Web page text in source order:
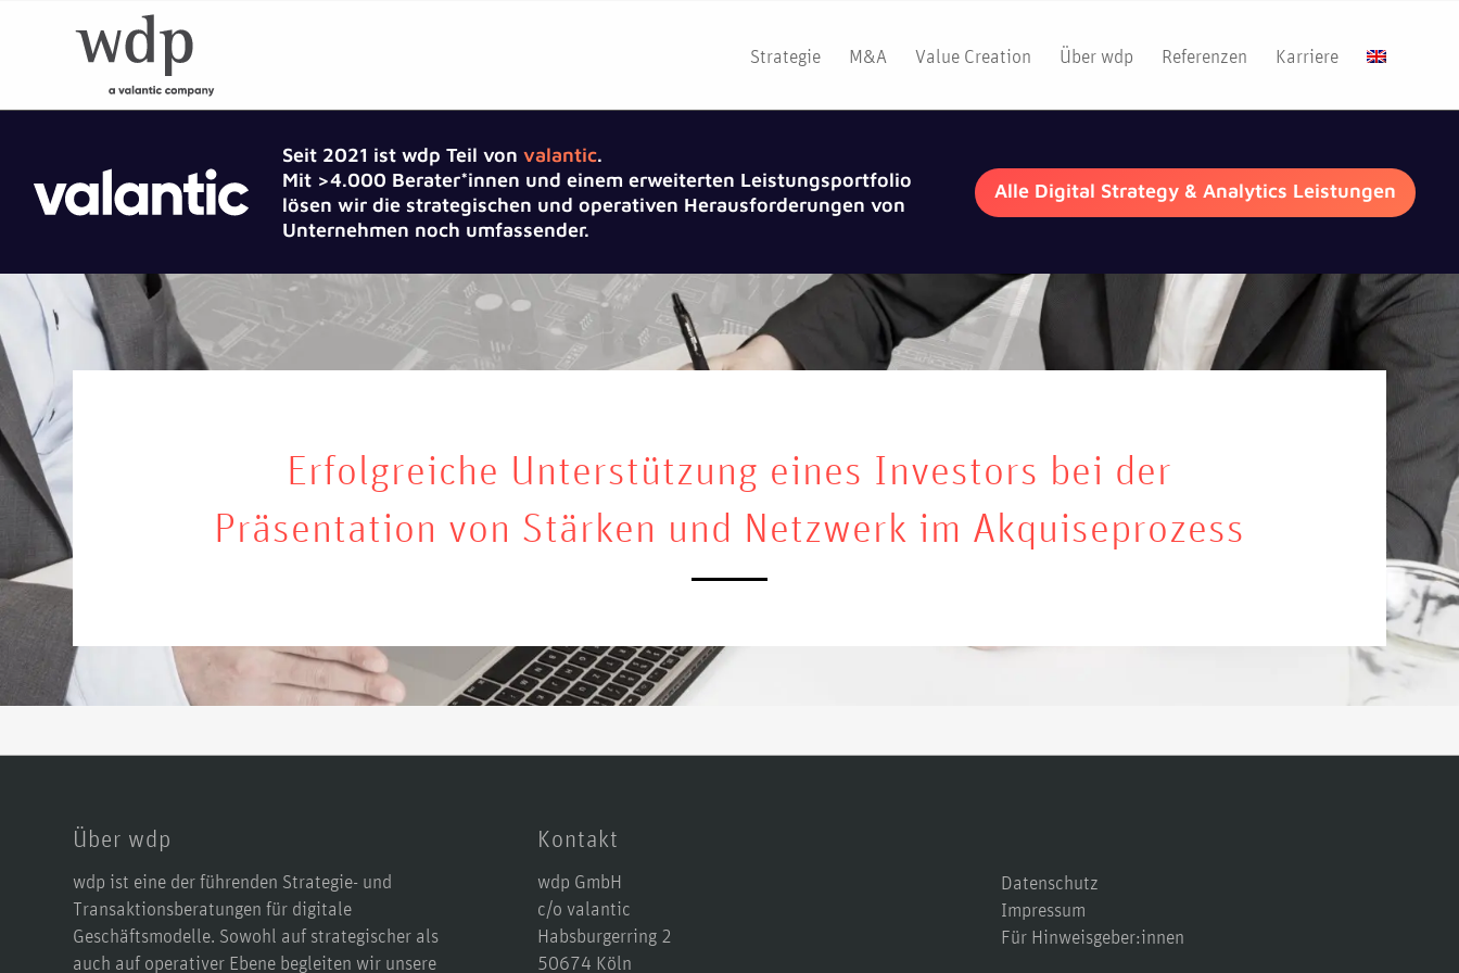
Strategie M&A Value Creation Über wdp Referenzen Karriere
Seit 2021 ist wdp Teil von valantic.
Mit >4.000 Berater*innen und einem erweiterten Leistungsportfolio
lösen wir die strategischen und operativen Herausforderungen von
Unternehmen noch umfassender.
Alle Digital Strategy & Analytics Leistungen
Erfolgreiche Unterstützung eines Investors bei der
Präsentation von Stärken und Netzwerk im Akquiseprozess
Über wdp
wdp ist eine der führenden Strategie- und
Transaktionsberatungen für digitale
Geschäftsmodelle. Sowohl auf strategischer als
auch auf operativer Ebene begleiten wir unsere
Kontakt
wdp GmbH
c/o valantic
Habsburgerring 2
50674 Köln
Datenschutz
Impressum
Für Hinweisgeber:innen